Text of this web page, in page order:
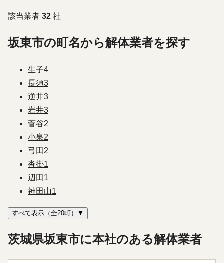
該当業者 32 社
坂東市の町名から解体業者を探す
生子4
長須3
逆井3
岩井3
菅谷2
小泉2
弓田 2
沓掛1
辺田 1
神田山1
すべて表示（全20町）▼
茨城県坂東市に本社のある解体業者